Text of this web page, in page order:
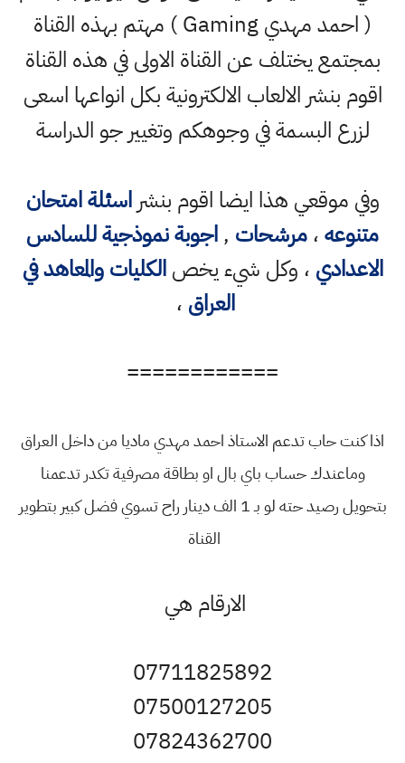
( احمد مهدي Gaming ) مهتم بهذه القناة
بمجتمع يختلف عن القناة الاولى في هذه القناة
اقوم بنشر الالعاب الالكترونية بكل انواعها اسعى
لزرع البسمة في وجوهكم وتغيير جو الدراسة
وفي موقعي هذا ايضا اقوم بنشراسئلة امتحان
متنوعه،مرشحات ,اجوبة نموذجية للسادس
الاعدادي ، وكل شيء يخصالكليات والمعاهد في
العراق ،
============
اذا كنت حاب تدعم الاستاذ احمد مهدي ماديا من داخل العراق
وماعندك حساب باي بال او بطاقة مصرفية تكدر تدعمنا
بتحويل رصيد حته لو بـ 1 الف دينار راح تسوي فضل كبير بتطوير
القناة
الارقام هي
07711825892
07500127205
07824362700